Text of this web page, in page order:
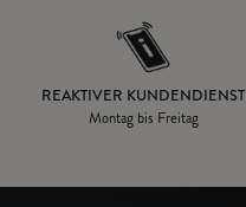
REAKTIVER KUNDENDIENST
Montag bis Freitag